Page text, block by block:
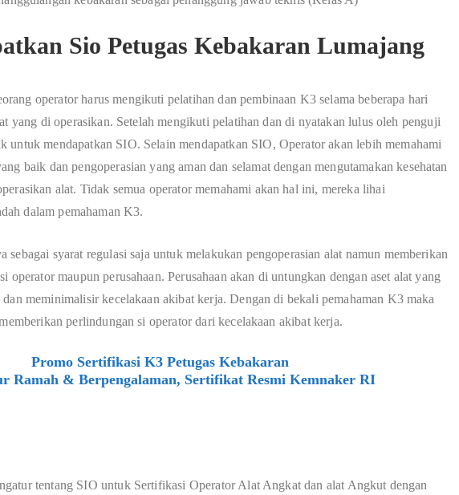
Sio Petugas Kebakaran Lumajang
operator harus mengikuti pelatihan dan pembinaan K3 selama beberapa hari
yang di operasikan. Setelah mengikuti pelatihan dan di nyatakan lulus oleh penguji
untuk mendapatkan SIO. Selain mendapatkan SIO, Operator akan lebih memahami
baik dan pengoperasian yang aman dan selamat dengan mengutamakan kesehatan
alat. Tidak semua operator memahami akan hal ini, mereka lihai
dalam pemahaman K3.
sebagai syarat regulasi saja untuk melakukan pengoperasian alat namun memberikan
operator maupun perusahaan. Perusahaan akan di untungkan dengan aset alat yang
meminimalisir kecelakaan akibat kerja. Dengan di bekali pemahaman K3 maka
perlindungan si operator dari kecelakaan akibat kerja.
Promo Sertifikasi K3 Petugas Kebakaran
Ramah & Berpengalaman, Sertifikat Resmi Kemnaker RI
tentang SIO untuk Sertifikasi Operator Alat Angkat dan alat Angkut dengan